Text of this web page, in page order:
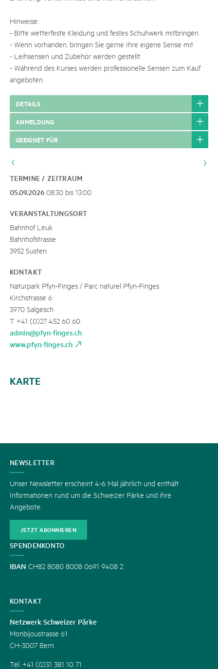
Hinweise:
- Bitte wetterfeste Kleidung und festes Schuhwerk mitbringen
- Wenn vorhanden, bringen Sie gerne Ihre eigene Sense mit
- Leihsensen und Zubehör werden gestellt
- Während des Kurses werden professionelle Sensen zum Kauf
angeboten
DETAILS
ANMELDUNG
GEEIGNET FÜR
TERMINE / ZEITRAUM
05.09.2026 08:30 bis 13:00
VERANSTALTUNGSORT
Bahnhof Leuk
Bahnhofstrasse
3952 Susten
KONTAKT
Naturpark Pfyn-Finges / Parc naturel Pfyn-Finges
Kirchstrasse 6
3970 Salgesch
T +41 (0)27 452 60 60
admin@pfyn-finges.ch
www.pfyn-finges.ch
KARTE
KONTAKT
NEWSLETTER
Unser Newsletter erscheint 4-6 Mal jährlich und enthält
Informationen rund um die Schweizer Pärke und ihre
Angebote.
JETZT ABONNIEREN
SPENDENKONTO
IBAN CH82 8080 8008 0691 9408 2
KONTAKT
Netzwerk Schweizer Pärke
Monbijoustrasse 61
CH-3007 Bern
Tel. +41 (0)31 381 10 71